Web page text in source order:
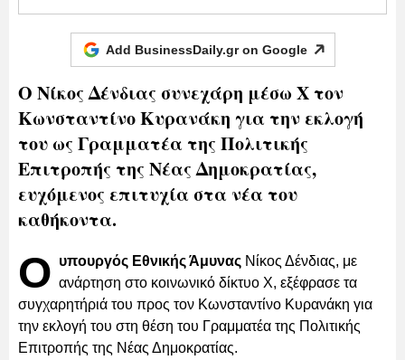
Add BusinessDaily.gr on Google
Ο Νίκος Δένδιας συνεχάρη μέσω Χ τον
Κωνσταντίνο Κυρανάκη για την εκλογή
του ως Γραμματέα της Πολιτικής
Επιτροπής της Νέας Δημοκρατίας,
ευχόμενος επιτυχία στα νέα του
καθήκοντα.
Ο υπουργός Εθνικής Άμυνας Νίκος Δένδιας, με
ανάρτηση στο κοινωνικό δίκτυο Χ, εξέφρασε τα
συγχαρητήριά του προς τον Κωνσταντίνο Κυρανάκη για
την εκλογή του στη θέση του Γραμματέα της Πολιτικής
Επιτροπής της Νέας Δημοκρατίας.